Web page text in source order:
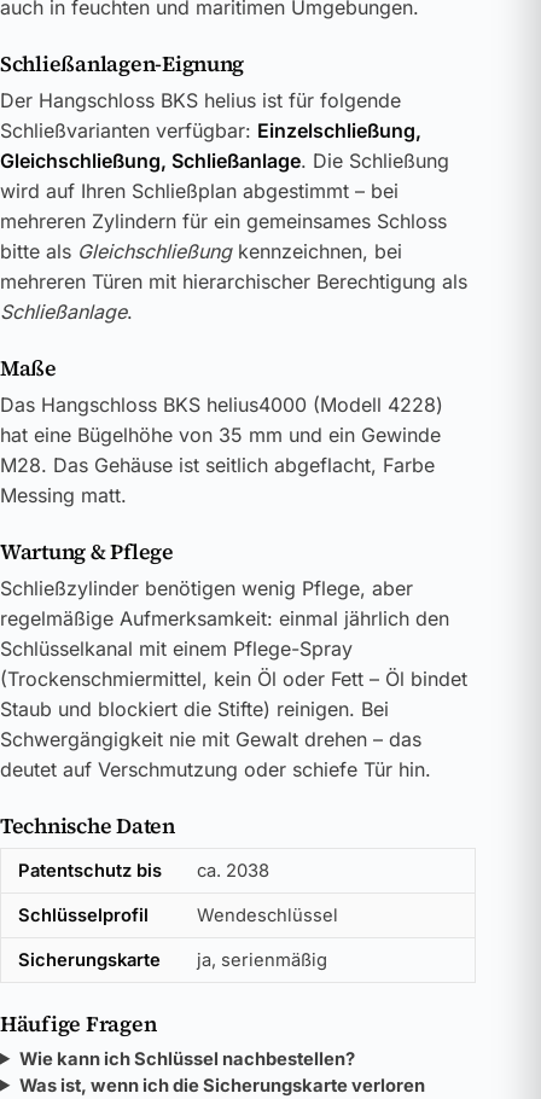
auch in feuchten und maritimen Umgebungen.
Schließanlagen-Eignung
Der Hangschloss BKS helius ist für folgende
Schließvarianten verfügbar: Einzelschließung,
Gleichschließung, Schließanlage. Die Schließung
wird auf Ihren Schließplan abgestimmt – bei
mehreren Zylindern für ein gemeinsames Schloss
bitte als Gleichschließungkennzeichnen, bei
mehreren Türen mit hierarchischer Berechtigung als
Schließanlage.
Maße
Das Hangschloss BKS helius4000 (Modell 4228)
hat eine Bügelhöhe von 35 mm und ein Gewinde
M28. Das Gehäuse ist seitlich abgeflacht, Farbe
Messing matt.
Wartung & Pflege
Schließzylinder benötigen wenig Pflege, aber
regelmäßige Aufmerksamkeit: einmal jährlich den
Schlüsselkanal mit einem Pflege-Spray
(Trockenschmiermittel, kein Öl oder Fett – Öl bindet
Staub und blockiert die Stifte) reinigen. Bei
Schwergängigkeit nie mit Gewalt drehen – das
deutet auf Verschmutzung oder schiefe Tür hin.
Technische Daten
Patentschutz bis ca. 2038
Schlüsselprofil Wendeschlüssel
Sicherungskarte ja, serienmäßig
Häufige Fragen
Wie kann ich Schlüssel nachbestellen?
Was ist, wenn ich die Sicherungskarte verloren